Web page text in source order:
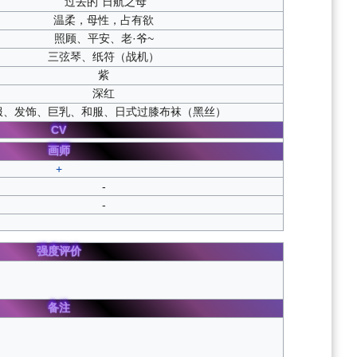
温柔，母性，占有欲
照顾、平安、老·爷~
三弦琴、纸符（战机）
紫
深红
、发饰、巨乳、和服、日式过膝布袜（黑丝）
CV
画师
+
-
-
强度评价
备注